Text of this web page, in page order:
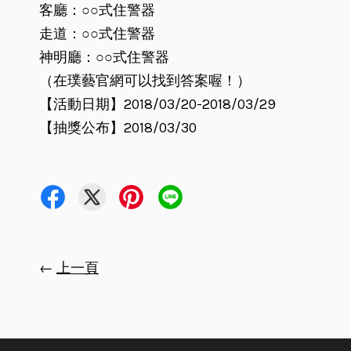
客廳：○○式住警器
走道：○○式住警器
神明廳：○○式住警器
（在璞藝官網可以找到答案喔！）
【活動日期】2018/03/20-2018/03/29
【抽獎公布】2018/03/30
← 上一頁